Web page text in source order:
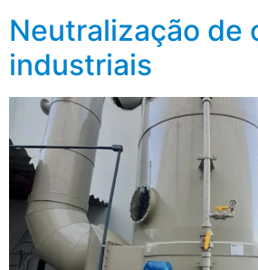
Neutralização de
industriais